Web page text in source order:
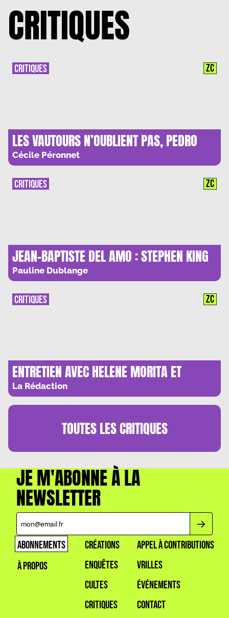
CRITIQUES
LES VAUTOURS N’OUBLIENT PAS, PEDRO
CESARINO : « VOIR L’AUTRE COTE DES
MOTS »
Cécile Péronnet
CRITIQUES ZC
JEAN-BAPTISTE DEL AMO : STEPHEN KING
A LA FRANCAISE ?
Pauline Dublange
CRITIQUES ZC
ENTRETIEN AVEC HELENE MORITA ET
TOMOKO OONO : « L’ECRITURE DE
MURAKAMI EST RECONNAISSABLE ENTRE
La Rédaction
CRITIQUES ZC
TOUTES LESCRITIQUES
JE M'ABONNE À LA
NEWSLETTER
ABONNEMENTS
À PROPOS
CRÉATIONS
ENQUÊTES
CULTES
CRITIQUES
APPEL À CONTRIBUTIONS
VRILLES
ÉVÉNEMENTS
CONTACT